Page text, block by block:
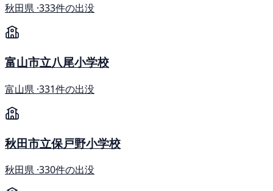
秋田県 ·333件の出没
富山市立八尾小学校
富山県 ·331件の出没
秋田市立保戸野小学校
秋田県 ·330件の出没